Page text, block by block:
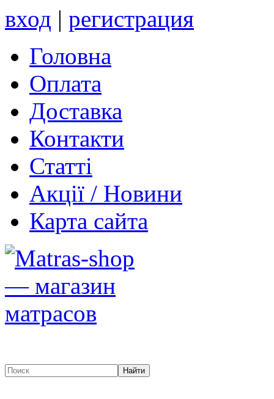
вход | регистрация
Головна
Оплата
Доставка
Контакти
Статті
Акції / Новини
Карта сайта